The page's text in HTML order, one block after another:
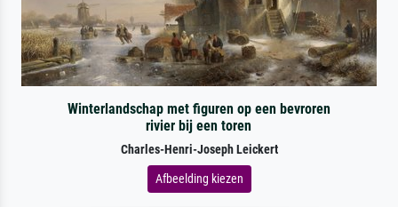
Winterlandschap met figuren op een bevroren
rivier bij een toren
Charles-Henri-Joseph Leickert
Afbeelding kiezen